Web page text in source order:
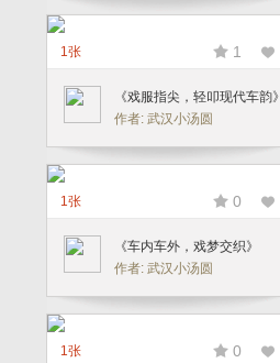
1张
1
《戏服指尖，轻叩现代车韵》
作者: 武汉小汤圆
1张
0
《车内车外，戏梦交织》
作者: 武汉小汤圆
1张
0